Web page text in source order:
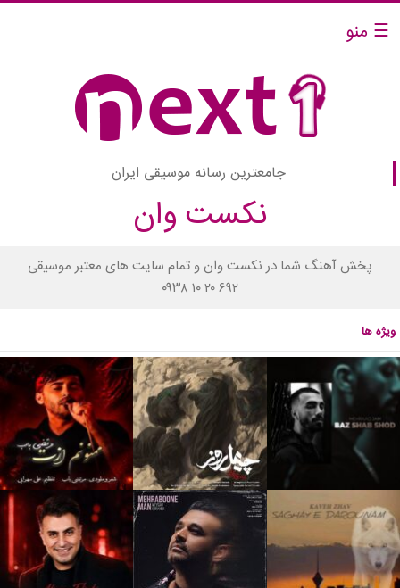
☰ منو
جامعترین رسانه موسیقی ایران
نکست وان
پخش آهنگ شما در نکست وان و تمام سایت های معتبر موسیقی
۰۹۳۸ ۱۰ ۲۰ ۶۹۲
ویژه ها